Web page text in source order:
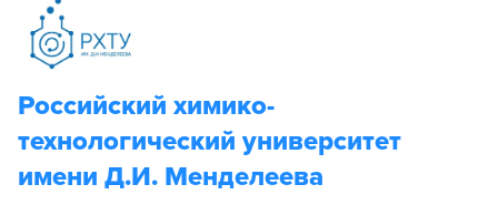
Российский химико-
технологический университет
имени Д.И. Менделеева